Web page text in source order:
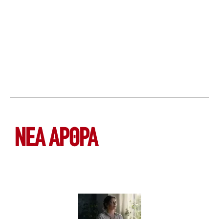
ΝΕΑ ΆΡΘΡΑ